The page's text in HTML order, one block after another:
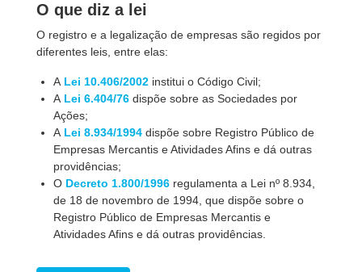
O que diz a lei
O registro e a legalização de empresas são regidos por
diferentes leis, entre elas:
A Lei 10.406/2002 institui o Código Civil;
A Lei 6.404/76 dispõe sobre as Sociedades por
Ações;
A Lei 8.934/1994 dispõe sobre Registro Público de
Empresas Mercantis e Atividades Afins e dá outras
providências;
O Decreto 1.800/1996 regulamenta a Lei nº 8.934,
de 18 de novembro de 1994, que dispõe sobre o
Registro Público de Empresas Mercantis e
Atividades Afins e dá outras providências.